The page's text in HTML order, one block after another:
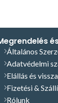
Általános
Adatvédelmi
Elállás és
Fizetési &
Rólunk